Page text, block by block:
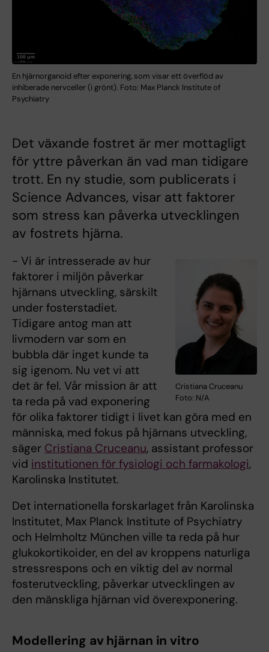
En hjärnorganoid efter exponering, som visar ett överflöd av
inhiberade nervceller (i grönt). Foto: Max Planck Institute of
Psychiatry
Det växande fostret är mer mottagligt
för yttre påverkan än vad man tidigare
trott. En ny studie, som publicerats i
Science Advances, visar att faktorer
som stress kan påverka utvecklingen
av fostrets hjärna.
Cristiana Cruceanu
Foto: N/A
- Vi är intresserade av hur
faktorer i miljön påverkar
hjärnans utveckling, särskilt
under fosterstadiet.
Tidigare antog man att
livmodern var som en
bubbla där inget kunde ta
sig igenom. Nu vet vi att
det är fel. Vår mission är att
ta reda på vad exponering
för olika faktorer tidigt i livet kan göra med en
människa, med fokus på hjärnans utveckling,
säger Cristiana Cruceanu, assistant professor
vid institutionen för fysiologi och farmakologi,
Karolinska Institutet.
Det internationella forskarlaget från Karolinska
Institutet, Max Planck Institute of Psychiatry
och Helmholtz München ville ta reda på hur
glukokortikoider, en del av kroppens naturliga
stressrespons och en viktig del av normal
fosterutveckling, påverkar utvecklingen av
den mänskliga hjärnan vid överexponering.
Modellering av hjärnan in vitro